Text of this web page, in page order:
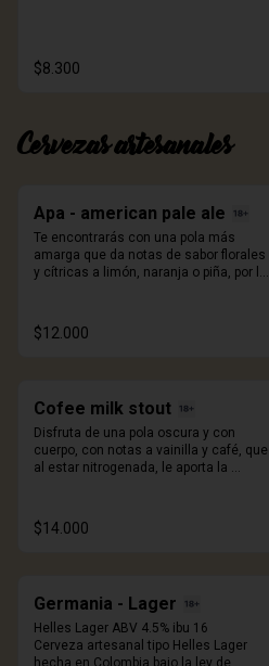
$8.300
Cervezas artesanales
Apa - american pale ale
Te encontrarás con una pola más
amarga que da notas de sabor florales
y cítricas a limón, naranja o piña, por los
$12.000
Cofee milk stout
Disfruta de una pola oscura y con
cuerpo, con notas a vainilla y café, que
al estar nitrogenada, le aporta la
completamente vertical sobre tu vaso
para liberar el efecto nitro y disfrutar de
$14.000
Germania - Lager
Helles Lager ABV 4.5% ibu 16
Cerveza artesanal tipo Helles Lager
hecha en Colombia bajo la ley de